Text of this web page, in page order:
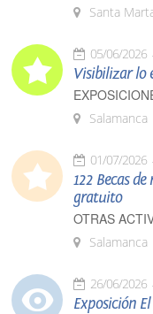
Santa
05/06/2026
Visibilizar lo
Salamanca
01/07/2026
122 Becas
gratuito
OTRAS
Salamanca
26/06/2026
Exposición